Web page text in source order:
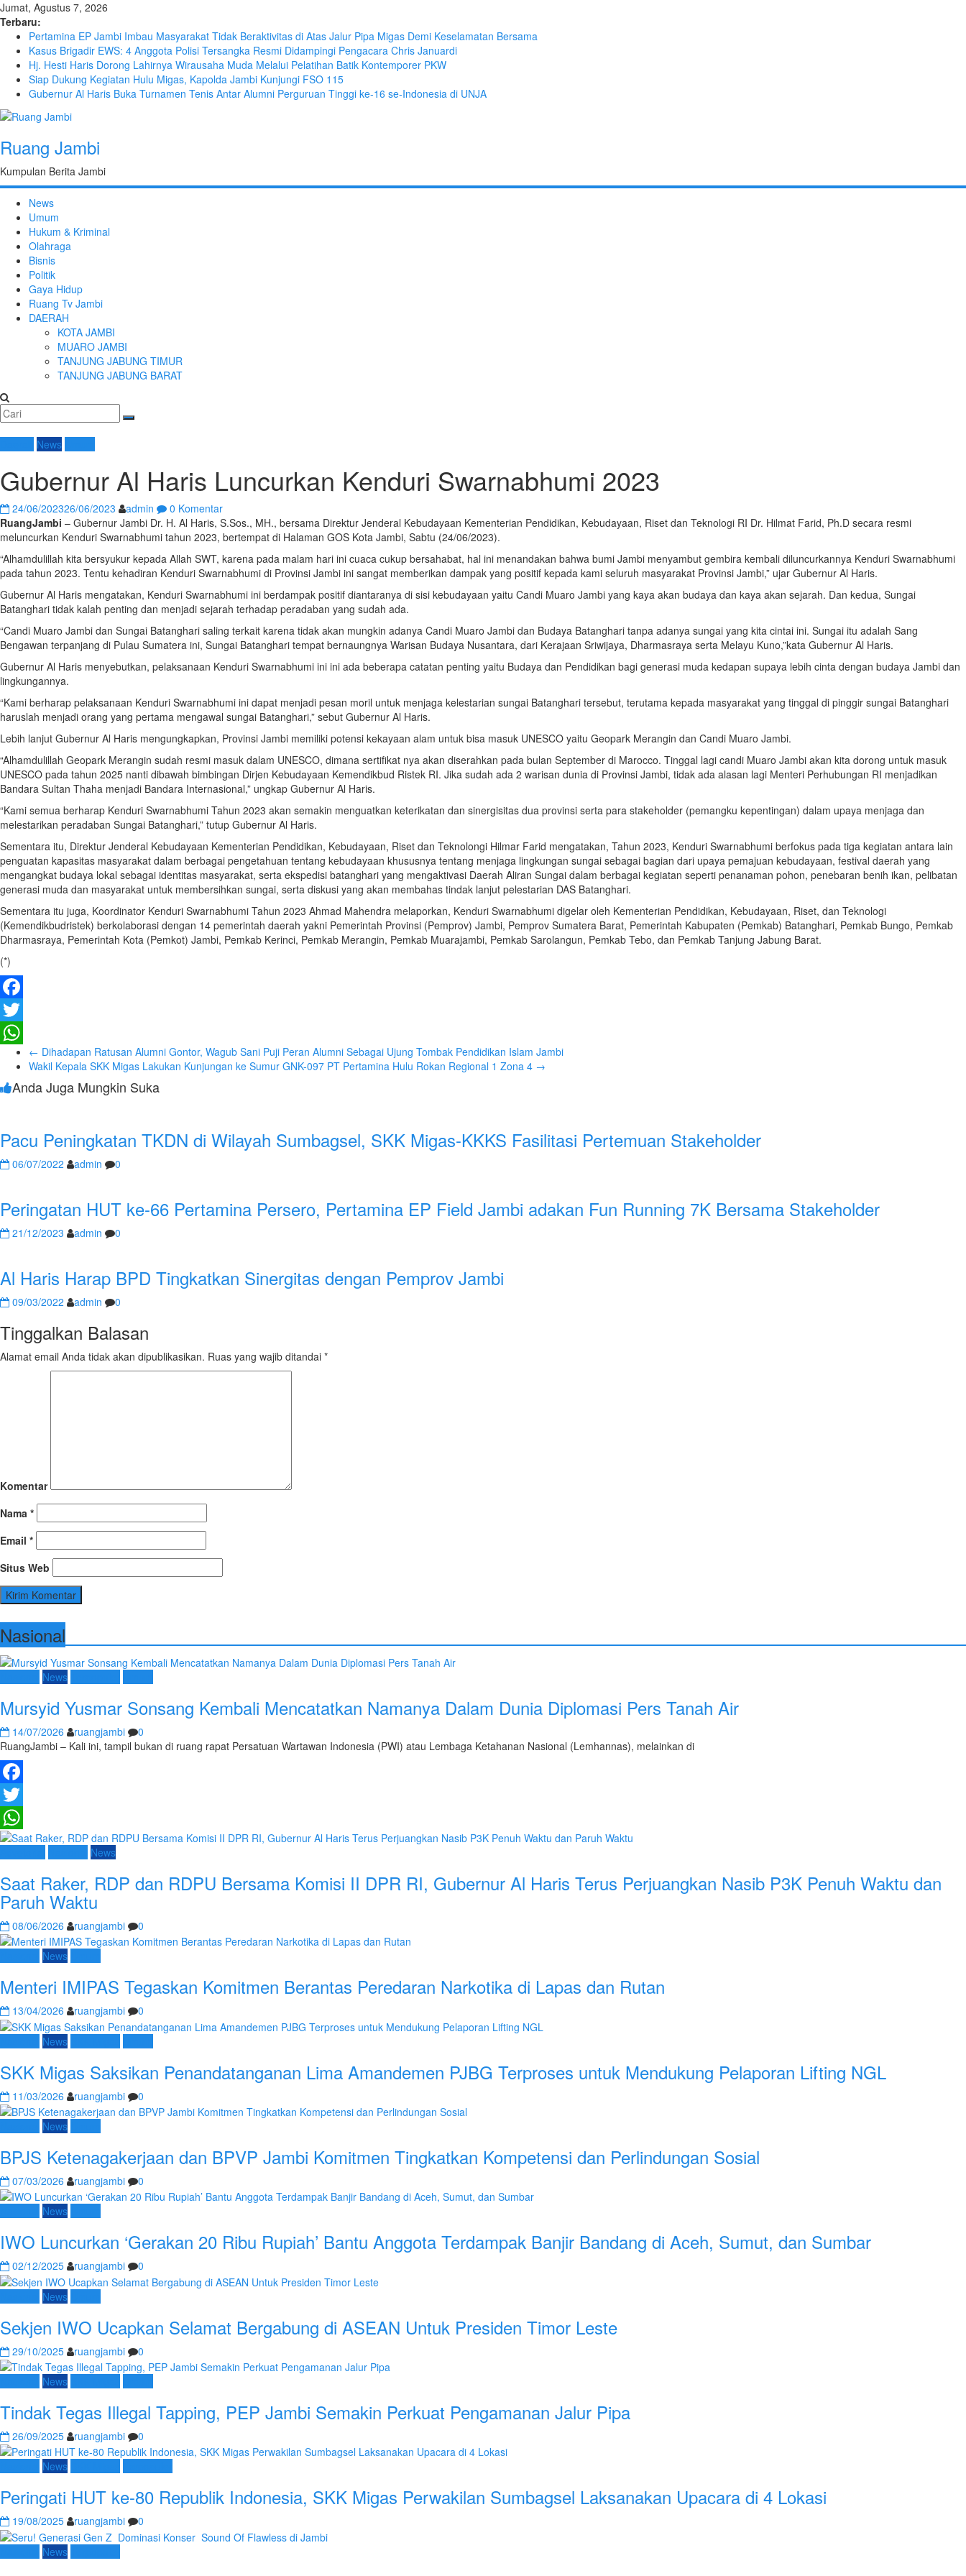
Jumat, Agustus 7, 2026
Terbaru:
Pertamina EP Jambi Imbau Masyarakat Tidak Beraktivitas di Atas Jalur Pipa Migas Demi Keselamatan Bersama
Kasus Brigadir EWS: 4 Anggota Polisi Tersangka Resmi Didampingi Pengacara Chris Januardi
Hj. Hesti Haris Dorong Lahirnya Wirausaha Muda Melalui Pelatihan Batik Kontemporer PKW
Siap Dukung Kegiatan Hulu Migas, Kapolda Jambi Kunjungi FSO 115
Gubernur Al Haris Buka Turnamen Tenis Antar Alumni Perguruan Tinggi ke-16 se-Indonesia di UNJA
Ruang Jambi
Kumpulan Berita Jambi
News
Umum
Hukum & Kriminal
Olahraga
Bisnis
Politik
Gaya Hidup
Ruang Tv Jambi
DAERAH
KOTA JAMBI
MUARO JAMBI
TANJUNG JABUNG TIMUR
TANJUNG JABUNG BARAT
News
Gubernur Al Haris Luncurkan Kenduri Swarnabhumi 2023
24/06/202326/06/2023 admin
0 Komentar
RuangJambi – Gubernur Jambi Dr. H. Al Haris, S.Sos., MH., bersama Direktur Jenderal Kebudayaan Kementerian Pendidikan, Kebudayaan, Riset dan Teknologi RI Dr. Hilmat Farid, Ph.D secara resmi
meluncurkan Kenduri Swarnabhumi tahun 2023, bertempat di Halaman GOS Kota Jambi, Sabtu (24/06/2023).
“Alhamdulillah kita bersyukur kepada Allah SWT, karena pada malam hari ini cuaca cukup bersahabat, hal ini menandakan bahwa bumi Jambi menyambut gembira kembali diluncurkannya Kenduri Swarnabhumi
pada tahun 2023. Tentu kehadiran Kenduri Swarnabhumi di Provinsi Jambi ini sangat memberikan dampak yang positif kepada kami seluruh masyarakat Provinsi Jambi,” ujar Gubernur Al Haris.
Gubernur Al Haris mengatakan, Kenduri Swarnabhumi ini berdampak positif diantaranya di sisi kebudayaan yaitu Candi Muaro Jambi yang kaya akan budaya dan kaya akan sejarah. Dan kedua, Sungai
Batanghari tidak kalah penting dan menjadi sejarah terhadap peradaban yang sudah ada.
“Candi Muaro Jambi dan Sungai Batanghari saling terkait karena tidak akan mungkin adanya Candi Muaro Jambi dan Budaya Batanghari tanpa adanya sungai yang kita cintai ini. Sungai itu adalah Sang
Bengawan terpanjang di Pulau Sumatera ini, Sungai Batanghari tempat bernaungnya Warisan Budaya Nusantara, dari Kerajaan Sriwijaya, Dharmasraya serta Melayu Kuno,”kata Gubernur Al Haris.
Gubernur Al Haris menyebutkan, pelaksanaan Kenduri Swarnabhumi ini ini ada beberapa catatan penting yaitu Budaya dan Pendidikan bagi generasi muda kedapan supaya lebih cinta dengan budaya Jambi dan
lingkungannya.
“Kami berharap pelaksanaan Kenduri Swarnabhumi ini dapat menjadi pesan moril untuk menjaga kelestarian sungai Batanghari tersebut, terutama kepada masyarakat yang tinggal di pinggir sungai Batanghari
haruslah menjadi orang yang pertama mengawal sungai Batanghari,” sebut Gubernur Al Haris.
Lebih lanjut Gubernur Al Haris mengungkapkan, Provinsi Jambi memiliki potensi kekayaan alam untuk bisa masuk UNESCO yaitu Geopark Merangin dan Candi Muaro Jambi.
“Alhamdulillah Geopark Merangin sudah resmi masuk dalam UNESCO, dimana sertifikat nya akan diserahkan pada bulan September di Marocco. Tinggal lagi candi Muaro Jambi akan kita dorong untuk masuk
UNESCO pada tahun 2025 nanti dibawah bimbingan Dirjen Kebudayaan Kemendikbud Ristek RI. Jika sudah ada 2 warisan dunia di Provinsi Jambi, tidak ada alasan lagi Menteri Perhubungan RI menjadikan
Bandara Sultan Thaha menjadi Bandara Internasional,” ungkap Gubernur Al Haris.
“Kami semua berharap Kenduri Swarnabhumi Tahun 2023 akan semakin menguatkan keterikatan dan sinergisitas dua provinsi serta para stakeholder (pemangku kepentingan) dalam upaya menjaga dan
melestarikan peradaban Sungai Batanghari,” tutup Gubernur Al Haris.
Sementara itu, Direktur Jenderal Kebudayaan Kementerian Pendidikan, Kebudayaan, Riset dan Teknolongi Hilmar Farid mengatakan, Tahun 2023, Kenduri Swarnabhumi berfokus pada tiga kegiatan antara lain
penguatan kapasitas masyarakat dalam berbagai pengetahuan tentang kebudayaan khususnya tentang menjaga lingkungan sungai sebagai bagian dari upaya pemajuan kebudayaan, festival daerah yang
mengangkat budaya lokal sebagai identitas masyarakat, serta ekspedisi batanghari yang mengaktivasi Daerah Aliran Sungai dalam berbagai kegiatan seperti penanaman pohon, penebaran benih ikan, pelibatan
generasi muda dan masyarakat untuk membersihkan sungai, serta diskusi yang akan membahas tindak lanjut pelestarian DAS Batanghari.
Sementara itu juga, Koordinator Kenduri Swarnabhumi Tahun 2023 Ahmad Mahendra melaporkan, Kenduri Swarnabhumi digelar oleh Kementerian Pendidikan, Kebudayaan, Riset, dan Teknologi
(Kemendikbudristek) berkolaborasi dengan 14 pemerintah daerah yakni Pemerintah Provinsi (Pemprov) Jambi, Pemprov Sumatera Barat, Pemerintah Kabupaten (Pemkab) Batanghari, Pemkab Bungo, Pemkab
Dharmasraya, Pemerintah Kota (Pemkot) Jambi, Pemkab Kerinci, Pemkab Merangin, Pemkab Muarajambi, Pemkab Sarolangun, Pemkab Tebo, dan Pemkab Tanjung Jabung Barat.
(*)
Facebook
Twitter
WhatsApp
← Dihadapan Ratusan Alumni Gontor, Wagub Sani Puji Peran Alumni Sebagai Ujung Tombak Pendidikan Islam Jambi
Wakil Kepala SKK Migas Lakukan Kunjungan ke Sumur GNK-097 PT Pertamina Hulu Rokan Regional 1 Zona 4 →
Anda Juga Mungkin Suka
Pacu Peningkatan TKDN di Wilayah Sumbagsel, SKK Migas-KKKS Fasilitasi Pertemuan Stakeholder
06/07/2022 admin 0
Peringatan HUT ke-66 Pertamina Persero, Pertamina EP Field Jambi adakan Fun Running 7K Bersama Stakeholder
21/12/2023 admin 0
Al Haris Harap BPD Tingkatkan Sinergitas dengan Pemprov Jambi
09/03/2022 admin 0
Tinggalkan Balasan
Alamat email Anda tidak akan dipublikasikan. Ruas yang wajib ditandai *
Komentar
Nama *
Email *
Situs Web
Nasional
News
Mursyid Yusmar Sonsang Kembali Mencatatkan Namanya Dalam Dunia Diplomasi Pers Tanah Air
14/07/2026 ruangjambi
0
RuangJambi – Kali ini, tampil bukan di ruang rapat Persatuan Wartawan Indonesia (PWI) atau Lembaga Ketahanan Nasional (Lemhannas), melainkan di
Facebook
Twitter
WhatsApp
News
Saat Raker, RDP dan RDPU Bersama Komisi II DPR RI, Gubernur Al Haris Terus Perjuangkan Nasib P3K Penuh Waktu dan
Paruh Waktu
08/06/2026 ruangjambi 0
News
Menteri IMIPAS Tegaskan Komitmen Berantas Peredaran Narkotika di Lapas dan Rutan
13/04/2026 ruangjambi 0
News
SKK Migas Saksikan Penandatanganan Lima Amandemen PJBG Terproses untuk Mendukung Pelaporan Lifting NGL
11/03/2026 ruangjambi 0
News
BPJS Ketenagakerjaan dan BPVP Jambi Komitmen Tingkatkan Kompetensi dan Perlindungan Sosial
07/03/2026 ruangjambi 0
News
IWO Luncurkan ‘Gerakan 20 Ribu Rupiah’ Bantu Anggota Terdampak Banjir Bandang di Aceh, Sumut, dan Sumbar
02/12/2025 ruangjambi 0
News
Sekjen IWO Ucapkan Selamat Bergabung di ASEAN Untuk Presiden Timor Leste
29/10/2025 ruangjambi 0
News
Tindak Tegas Illegal Tapping, PEP Jambi Semakin Perkuat Pengamanan Jalur Pipa
26/09/2025 ruangjambi 0
News
Peringati HUT ke-80 Republik Indonesia, SKK Migas Perwakilan Sumbagsel Laksanakan Upacara di 4 Lokasi
19/08/2025 ruangjambi 0
News